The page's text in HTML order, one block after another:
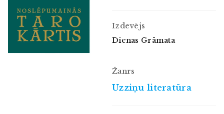
Izdevējs
Dienas Grāmata
Žanrs
Uzziņu literatūra